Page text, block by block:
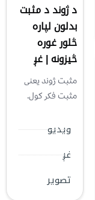
د ژوند د مثبت
بدلون لپاره
څلور غوره
څيزونه | غږ
مثبت ژوند یعنی
مثبت فکر کول.
ویدیو
غږ
تصویر